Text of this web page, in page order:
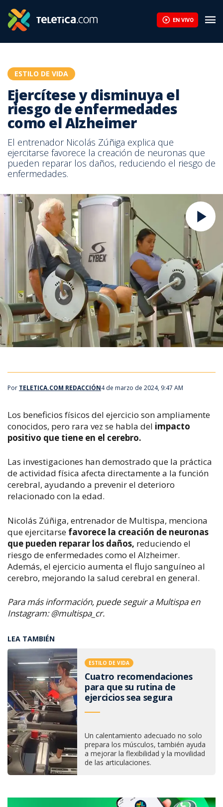
EN VIVO
ESTILO DE VIDA
Ejercítese y disminuya el
riesgo de enfermedades
como el Alzheimer
El entrenador Nicolás Zúñiga explica que
ejercitarse favorece la creación de neuronas que
pueden reparar los daños, reduciendo el riesgo de
enfermedades.
Por TELETICA.COM REDACCIÓN4 de marzo de 2024, 9:47 AM
Los beneficios físicos del ejercicio son ampliamente
conocidos, pero rara vez se habla del impacto
positivo que tiene en el cerebro.
Las investigaciones han demostrado que la práctica
de actividad física afecta directamente a la función
cerebral, ayudando a prevenir el deterioro
relacionado con la edad.
Nicolás Zúñiga, entrenador de Multispa, menciona
que ejercitarse favorece la creación de neuronas
que pueden reparar los daños, reduciendo el
riesgo de enfermedades como el Alzheimer.
Además, el ejercicio aumenta el flujo sanguíneo al
cerebro, mejorando la salud cerebral en general.
Para más información, puede seguir a Multispa en
Instagram: @multispa_cr.
LEA TAMBIÉN
ESTILO DE VIDA
Cuatro recomendaciones
para que su rutina de
ejercicios sea segura
Un calentamiento adecuado no solo
prepara los músculos, también ayuda
a mejorar la flexibilidad y la movilidad
de las articulaciones.